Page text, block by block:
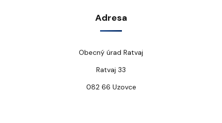
Adresa
Obecný úrad Ratvaj
Ratvaj 33
082 66 Uzovce